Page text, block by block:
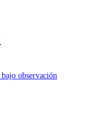
observación